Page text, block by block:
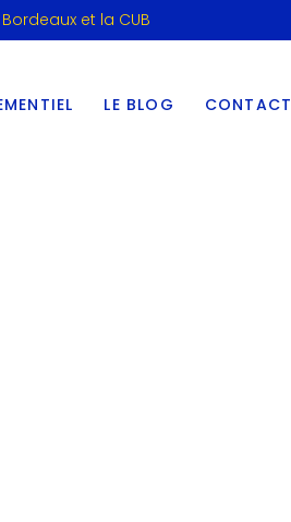
et la CUB
LE BLOG CONTACT